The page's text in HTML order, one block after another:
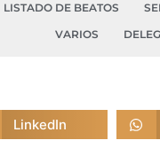
LISTADO DE BEATOS
VARIOS
LinkedIn